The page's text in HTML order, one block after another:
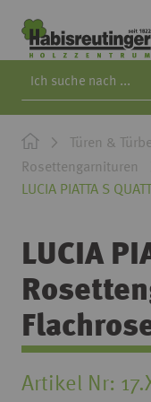
Türen &
Rosettengarnituren
LUCIA PIATTA S
LUCIA
Artikel Nr